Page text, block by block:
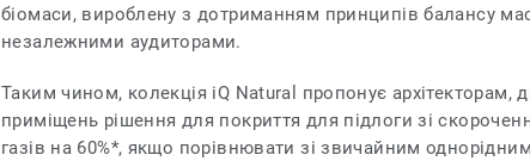
біомаси, вироблену з дотриманням принципів балансу
незалежними аудиторами.
Таким чином, колекція iQ Natural пропонує архітекторам,
приміщень рішення для покриття для підлоги зі
газів на 60%*, якщо порівнювати зі звичайним